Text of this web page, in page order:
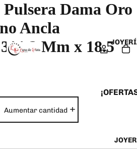
Dama Oro
Ancla
2 Mm x 18.5
Aumentar cantidad